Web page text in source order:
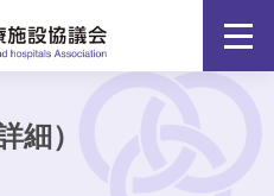
細）